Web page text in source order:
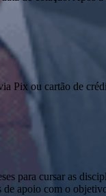
Pix ou cartão de
para cursar as
apoio com o